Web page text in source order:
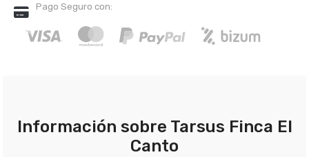
Pago Seguro con:
Información sobre Tarsus Finca El
Canto